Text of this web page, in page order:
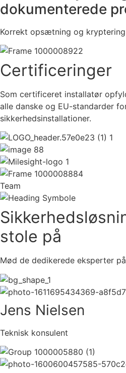
dokumenterede
Korrekt opsætning og
Certificeringer
Som certificeret installatør
alle danske og EU-standarder
sikkerhedsinstallationer.
Team
stole på
Mød de dedikerede eksperter
Jens Nielsen
Teknisk konsulent